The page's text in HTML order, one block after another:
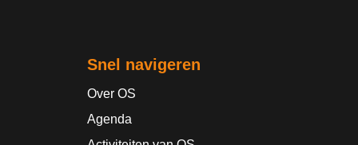
Snel navigeren
Over OS
Agenda